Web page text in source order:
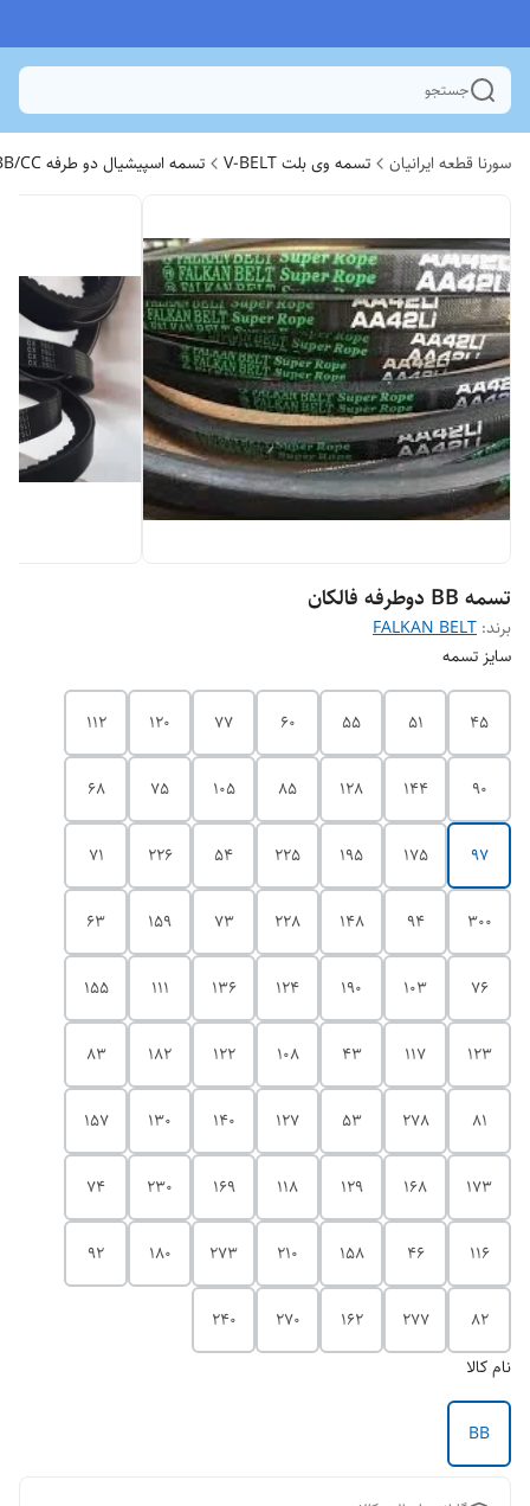
جستجو
سورنا قطعه ایرانیان تسمه وی بلت V-BELT تسمه اسپیشیال دو طرفه AA/BB/CC
تسمه BB دوطرفه فالکان
برند: FALKAN BELT
سایز تسمه
45
51
55
60
77
120
112
90
144
128
85
105
75
68
97
175
195
225
54
226
71
300
94
148
228
73
159
63
76
103
190
124
136
111
155
123
117
43
108
122
182
83
81
278
53
127
140
130
157
173
168
129
118
169
230
74
116
46
158
210
273
180
92
82
277
162
270
240
نام کالا
BB